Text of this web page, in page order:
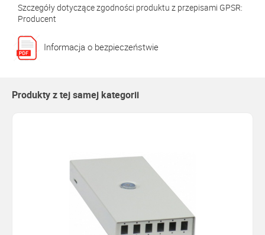
Szczegóły dotyczące zgodności produktu z przepisami GPSR:
Producent
Informacja o bezpieczeństwie
Produkty z tej samej kategorii